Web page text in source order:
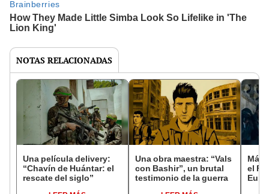
NOTAS RELACIONADAS
Una película delivery:
“Chavín de Huántar: el
rescate del siglo”
Una obra maestra: “Vals
con Bashir”, un brutal
testimonio de la guerra
Más
el